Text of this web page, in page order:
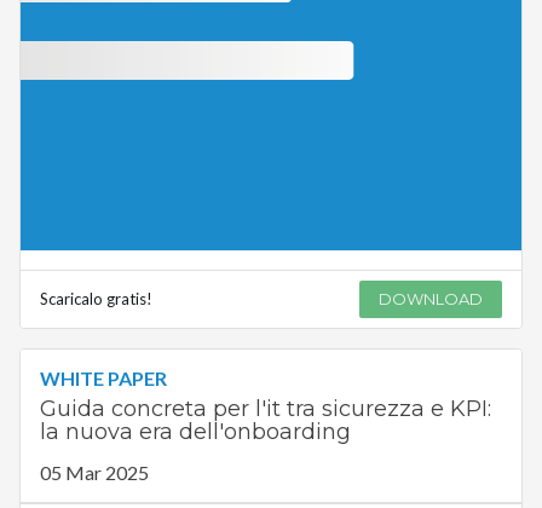
Scaricalo gratis! DOWNLOAD
WHITE PAPER
Guida concreta per l'it tra sicurezza e KPI:
la nuova era dell'onboarding
05 Mar 2025